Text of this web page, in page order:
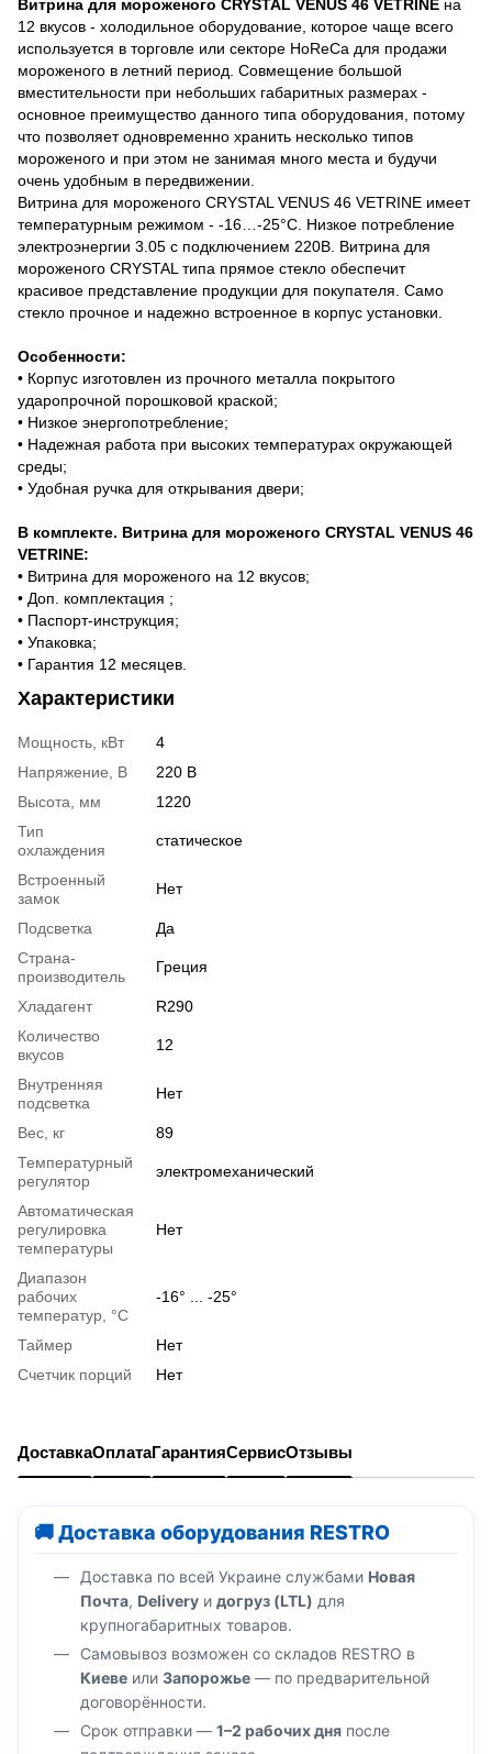
Витрина для мороженого CRYSTAL VENUS 46 VETRINE на
12 вкусов - холодильное оборудование, которое чаще всего
используется в торговле или секторе HoReCa для продажи
мороженого в летний период. Совмещение большой
вместительности при небольших габаритных размерах -
основное преимущество данного типа оборудования, потому
что позволяет одновременно хранить несколько типов
мороженого и при этом не занимая много места и будучи
очень удобным в передвижении.
Витрина для мороженого CRYSTAL VENUS 46 VETRINE имеет
температурным режимом - -16…-25°С. Низкое потребление
электроэнергии 3.05 с подключением 220В. Витрина для
мороженого CRYSTAL типа прямое стекло обеспечит
красивое представление продукции для покупателя. Само
стекло прочное и надежно встроенное в корпус установки.
Особенности:
• Корпус изготовлен из прочного металла покрытого
ударопрочной порошковой краской;
• Низкое энергопотребление;
• Надежная работа при высоких температурах окружающей
среды;
• Удобная ручка для открывания двери;
В комплекте. Витрина для мороженого CRYSTAL VENUS 46
VETRINE:
• Витрина для мороженого на 12 вкусов;
• Доп. комплектация ;
• Паспорт-инструкция;
• Упаковка;
• Гарантия 12 месяцев.
Характеристики
Мощность, кВт
4
Напряжение, В
220 В
Высота, мм
1220
Тип
охлаждения
статическое
Встроенный
замок
Нет
Подсветка
Да
Страна-
производитель
Греция
Хладагент
R290
Количество
вкусов
12
Внутренняя
подсветка
Нет
Вес, кг
89
Температурный
регулятор
электромеханический
Автоматическая
регулировка
температуры
Нет
Диапазон
рабочих
температур, °C
-16° ... -25°
Таймер
Нет
Счетчик порций
Нет
ДоставкаОплатаГарантияСервисОтзывы
🚚 Доставка оборудования RESTRO
Доставка по всей Украине службами Новая
Почта, Delivery и догруз (LTL) для
крупногабаритных товаров.
Самовывоз возможен со складов RESTRO в
Киеве или Запорожье — по предварительной
договорённости.
Срок отправки — 1–2 рабочих дня после